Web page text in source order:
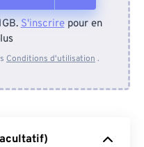
Drive
S'inscrirepour en
Conditions d'utilisation .